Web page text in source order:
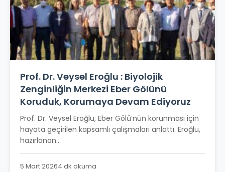
Prof. Dr. Veysel Eroğlu : Biyolojik
Zenginliğin Merkezi Eber Gölünü
Koruduk, Korumaya Devam Ediyoruz
Prof. Dr. Veysel Eroğlu, Eber Gölü’nün korunması için
hayata geçirilen kapsamlı çalışmaları anlattı. Eroğlu,
hazırlanan...
5 Mart 20264 dk okuma